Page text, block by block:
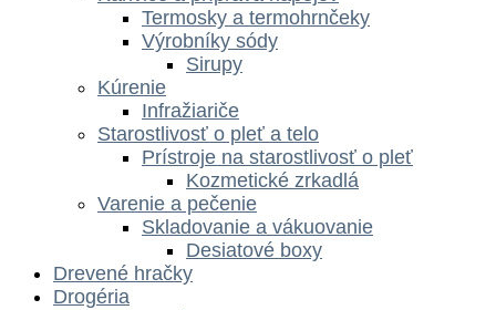
Termosky a termohrnčeky
Výrobníky sódy
Sirupy
Kúrenie
Infražiariče
Starostlivosť o pleť a telo
Prístroje na starostlivosť o pleť
Kozmetické zrkadlá
Varenie a pečenie
Skladovanie a vákuovanie
Desiatové boxy
Drevené hračky
Drogéria